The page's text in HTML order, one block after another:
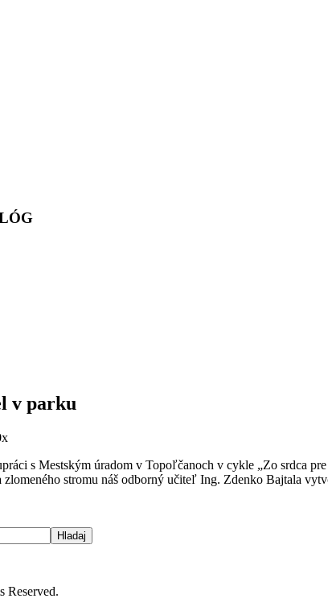
v parku
s Mestským úradom v Topoľčanoch v cykle „Zo srdca
zlomeného stromu náš odborný učiteľ Ing. Zdenko Bajtala
Reserved.